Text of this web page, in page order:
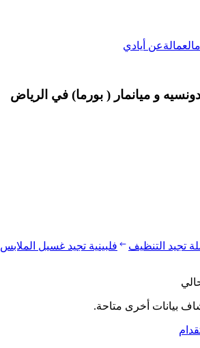
العمالةعن أيادي
و ميانمار ( بورما) في الرياض
تجيد التنظيف فلبينية تجيد غسيل الملابس
بيانات أخرى متاحة.